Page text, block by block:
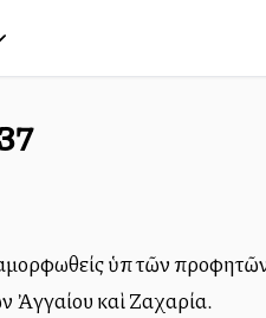
ὑπὸ τῶν
Ἀγγαίου καὶ Ζαχαρία.